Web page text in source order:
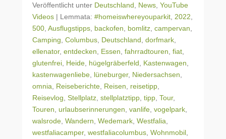
Veröffentlicht unter Deutschland News YouTube
Videos | Lemmata: #homeiswhereyouparkit 2022
500 Ausflugstipps backofen bomlitz campervan
Camping Columbus Deutschland dorfmark
ellenator, entdecken Essen fahrradtouren fiat
glutenfrei Heide hügelgräberfeld Kastenwagen
kastenwagenliebe lüneburger, Niedersachsen
omnia
Reiseberichte Reisen reisetipp
Reisevlog Stellplatz stellplatztipp tipp Tour,
Touren
urlaubserinnerungen vanlife vogelpark
walsrode Wandern Wedemark Westfalia
westfaliacamper, westfaliacolumbus Wohnmobil